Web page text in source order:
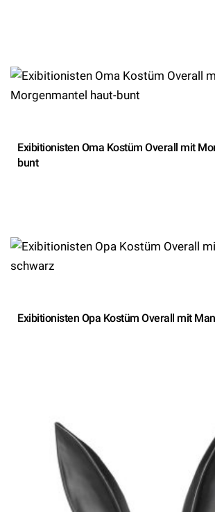
Exibitionisten Oma Kostüm Overall mit
bunt
Exibitionisten Opa Kostüm Overall mit